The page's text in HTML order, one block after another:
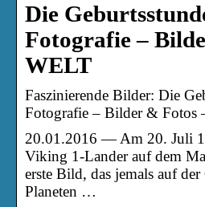
Die
Fotografie –
WELT
Faszinierende Bilder: Die
Fotografie – Bilder & Fotos
20.01.2016 — Am 20. Juli
Viking 1-Lander auf dem
erste Bild, das jemals auf
Planeten …